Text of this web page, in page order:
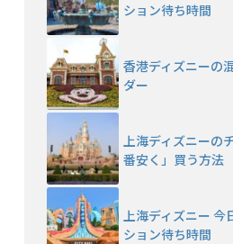
ション待ち時間
香港ディズニーの
ダー
上海ディズニーの
番安く」買う方法
上海ディズニー 今
ション待ち時間